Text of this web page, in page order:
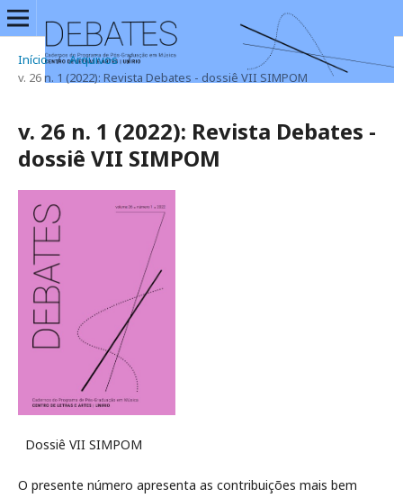
Início / Arquivos /
v. 26 n. 1 (2022): Revista Debates - dossiê VII SIMPOM
v. 26 n. 1 (2022): Revista Debates -
dossiê VII SIMPOM
Dossiê VII SIMPOM
O presente número apresenta as contribuições mais bem